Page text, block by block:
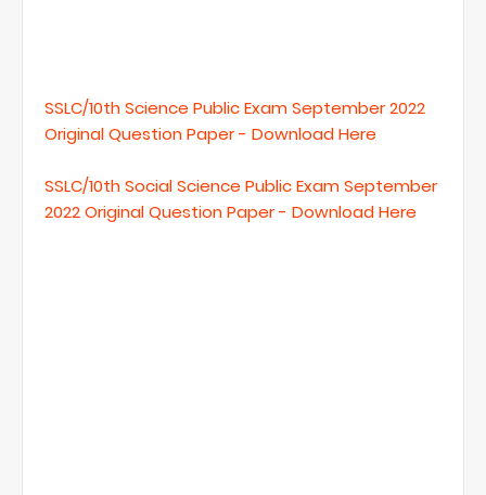
SSLC/10th Science Public Exam September 2022
Original Question Paper - Download Here
SSLC/10th Social Science Public Exam September
2022 Original Question Paper - Download Here